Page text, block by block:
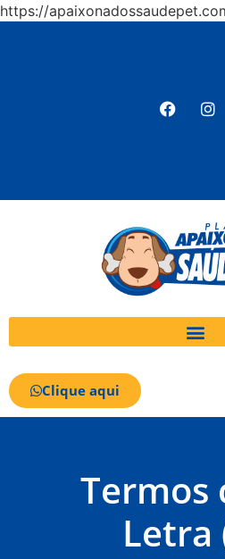
https://
Clique aqui
Termos
Letra